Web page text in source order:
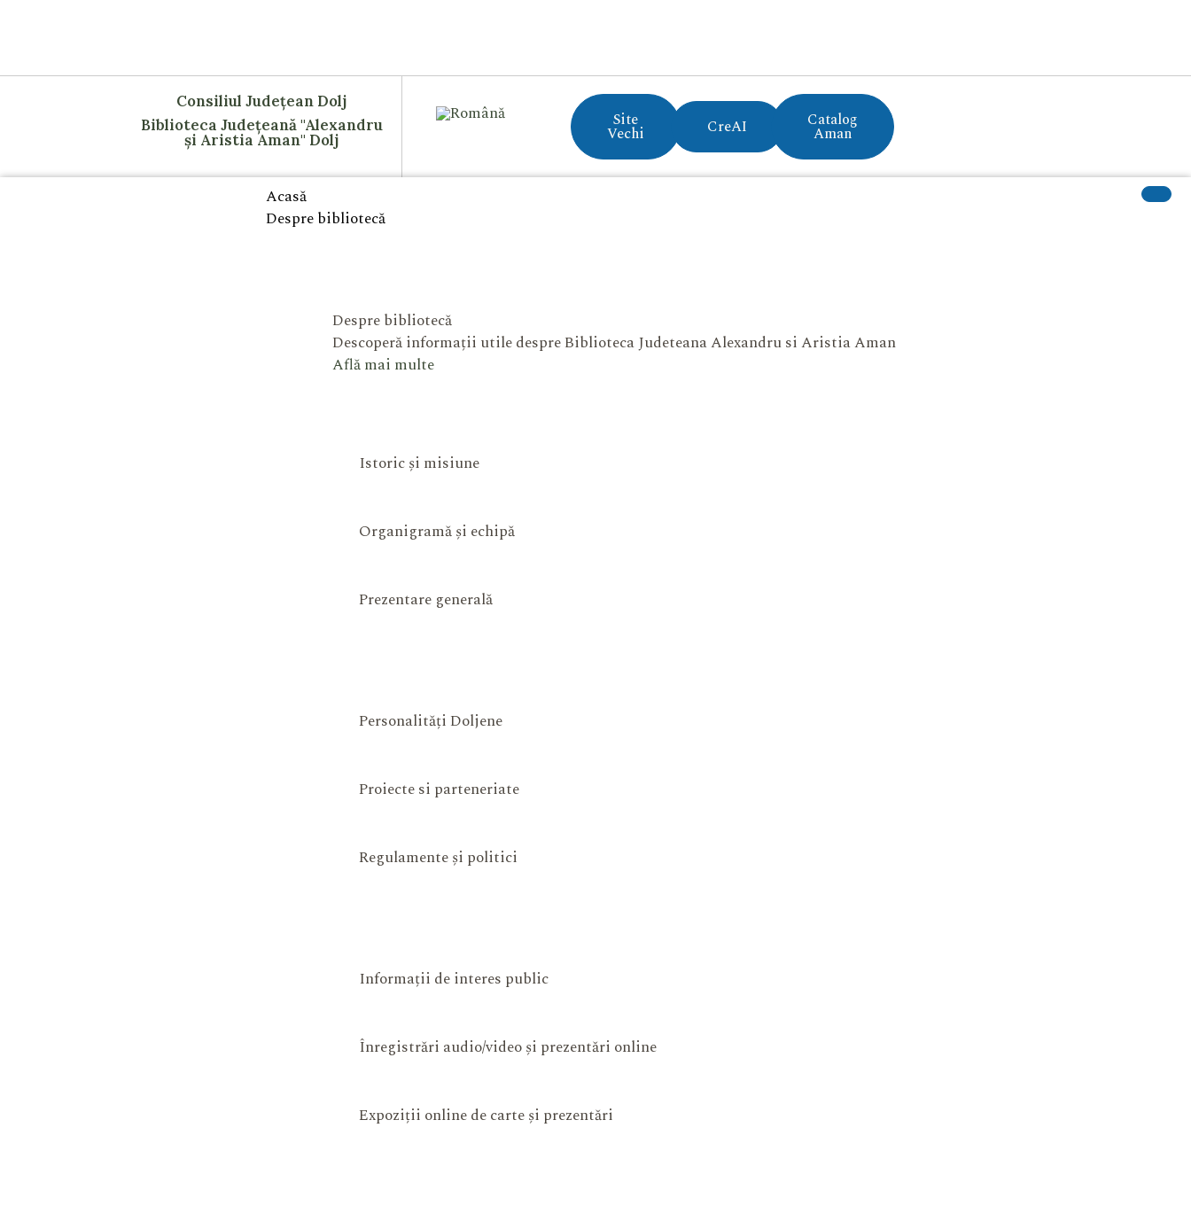
Consiliul Județean Dolj
Biblioteca Județeană "Alexandru
și Aristia Aman" Dolj
Site
Vechi CreAI Catalog
Aman
Acasă
Despre bibliotecă
Despre bibliotecă
Descoperă informații utile despre Biblioteca Judeteana Alexandru si Aristia Aman
Află mai multe
Istoric și misiune
Organigramă și echipă
Prezentare generală
Personalități Doljene
Proiecte si parteneriate
Regulamente și politici
Informații de interes public
Înregistrări audio/video și prezentări online
Expoziții online de carte și prezentări